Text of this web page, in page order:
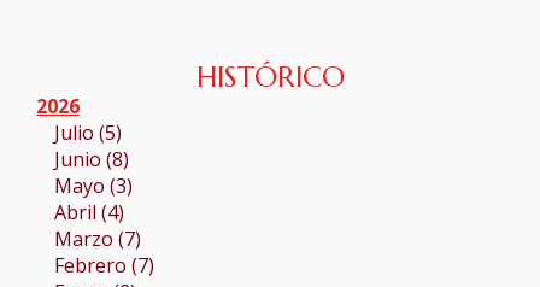
HISTÓRICO
2026
Julio (5)
Junio (8)
Mayo (3)
Abril (4)
Marzo (7)
Febrero (7)